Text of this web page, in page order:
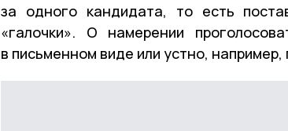
за одного кандидата, то есть
«галочки». О намерении
в письменном виде или устно,